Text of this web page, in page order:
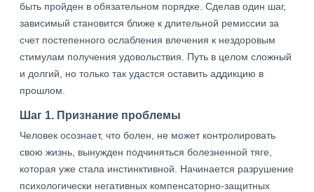
быть пройден в обязательном порядке. Сделав один шаг,
зависимый становится ближе к длительной ремиссии за
счет постепенного ослабления влечения к нездоровым
стимулам получения удовольствия. Путь в целом сложный
и долгий, но только так удастся оставить аддикцию в
прошлом.
Шаг 1. Признание проблемы
Человек осознает, что болен, не может контролировать
свою жизнь, вынужден подчиняться болезненной тяге,
которая уже стала инстинктивной. Начинается разрушение
психологически негативных компенсаторно-защитных